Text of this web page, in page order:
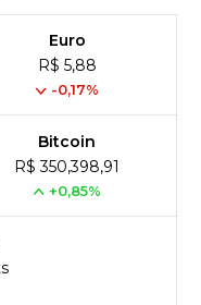
Euro
R$ 5,88
-0,17%
Bitcoin
R$ 350,398,91
+0,85%